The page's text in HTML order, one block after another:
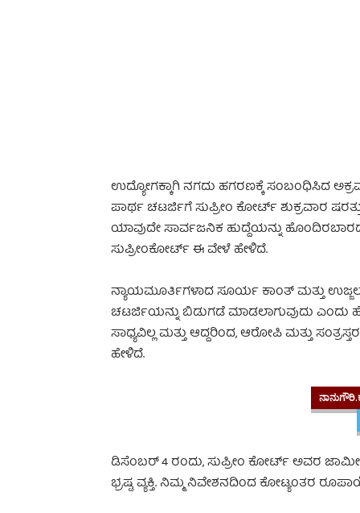
ಉದ್ಯೋಗಕ್ಕಾಗಿ ನಗದು ಹಗರಣಕ್ಕೆ ಸಂಬಂಧಿಸಿದ
ಪಾರ್ಥ ಚಟರ್ಜಿಗೆ ಸುಪ್ರೀಂ ಕೋರ್ಟ್ ಶುಕ್ರವಾರ
ಯಾವುದೇ ಸಾರ್ವಜನಿಕ ಹುದ್ದೆಯನ್ನು
ಸುಪ್ರೀಂಕೋರ್ಟ್ ಈ ವೇಳೆ ಹೇಳಿದೆ.
ನ್ಯಾಯಮೂರ್ತಿಗಳಾದ ಸೂರ್ಯ ಕಾಂತ್ ಮತ್ತು
ಚಟರ್ಜಿಯನ್ನು ಬಿಡುಗಡೆ ಮಾಡಲಾಗುವುದು
ಸಾಧ್ಯವಿಲ್ಲ ಮತ್ತು ಆದ್ದರಿಂದ, ಆರೋಪಿ ಮತ್ತು
ಹೇಳಿದೆ.
ಡಿಸೆಂಬರ್ 4 ರಂದು, ಸುಪ್ರೀಂ ಕೋರ್ಟ್ ಅವರ
ಭ್ರಷ್ಟ ವ್ಯಕ್ತಿ. ನಿಮ್ಮ ನಿವೇಶನದಿಂದ ಕೋಟ್ಯಂತರ